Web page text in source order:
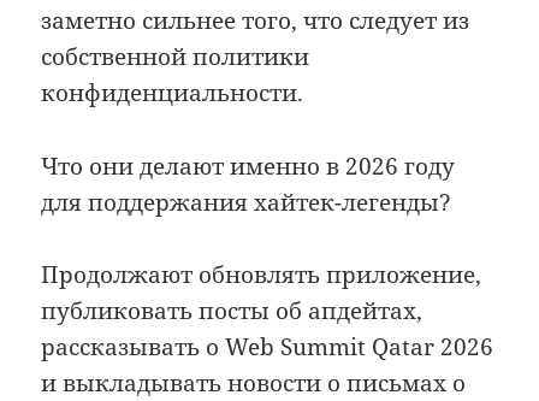
заметно сильнее того, что следует из
собственной политики
конфиденциальности.
Что они делают именно в 2026 году
для поддержания хайтек-легенды?
Продолжают обновлять приложение,
публиковать посты об апдейтах,
рассказывать о Web Summit Qatar 2026
и выкладывать новости о письмах о